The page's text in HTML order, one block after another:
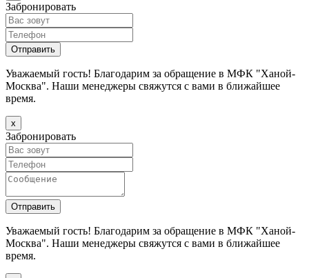
Забронировать
Уважаемый гость! Благодарим за обращение в МФК "Ханой-
Москва". Наши менеджеры свяжутся с вами в ближайшее
время.
х
Забронировать
Уважаемый гость! Благодарим за обращение в МФК "Ханой-
Москва". Наши менеджеры свяжутся с вами в ближайшее
время.